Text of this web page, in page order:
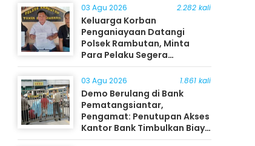
03 Agu 2026 2.282 kali
Keluarga Korban
Penganiayaan Datangi
Polsek Rambutan, Minta
Para Pelaku Segera
Ditangkap
03 Agu 2026 1.861 kali
Demo Berulang di Bank
Pematangsiantar,
Pengamat: Penutupan Akses
Kantor Bank Timbulkan Biaya
Ekonomi bagi Masyarakat